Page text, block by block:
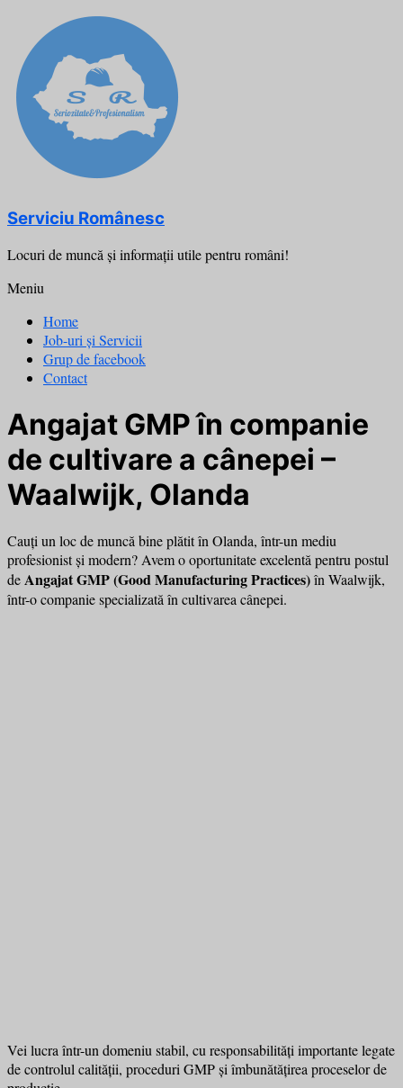
content
Serviciu Românesc
Locuri de muncă şi informații utile pentru români!
Meniu
Home
Job-uri și Servicii
Grup de facebook
Contact
Angajat GMP în companie
de cultivare a cânepei –
Waalwijk, Olanda
Cauți un loc de muncă bine plătit în Olanda, într-un mediu
profesionist și modern? Avem o oportunitate excelentă pentru postul
deAngajat GMP (Good Manufacturing Practices)în Waalwijk,
într-o companie specializată în cultivarea cânepei.
Vei lucra într-un domeniu stabil, cu responsabilități importante legate
de controlul calității, proceduri GMP și îmbunătățirea proceselor de